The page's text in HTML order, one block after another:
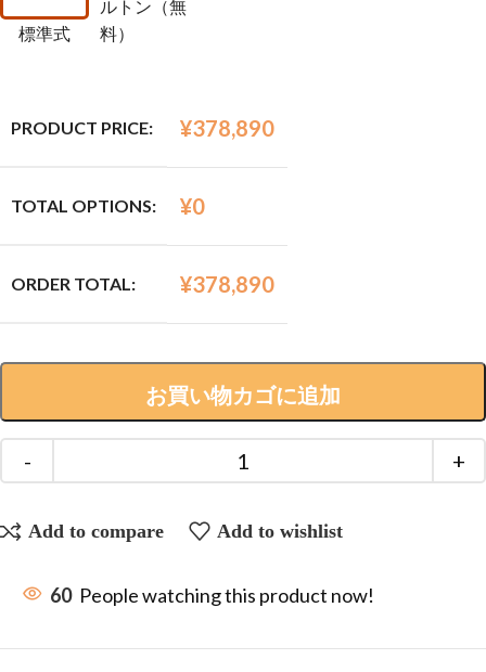
標準式
ルトン（無
料）
PRODUCT PRICE: ¥378,890
TOTAL OPTIONS: ¥0
ORDER TOTAL: ¥378,890
お買い物カゴに追加
Add to compare Add to wishlist
60 People watching this product now!